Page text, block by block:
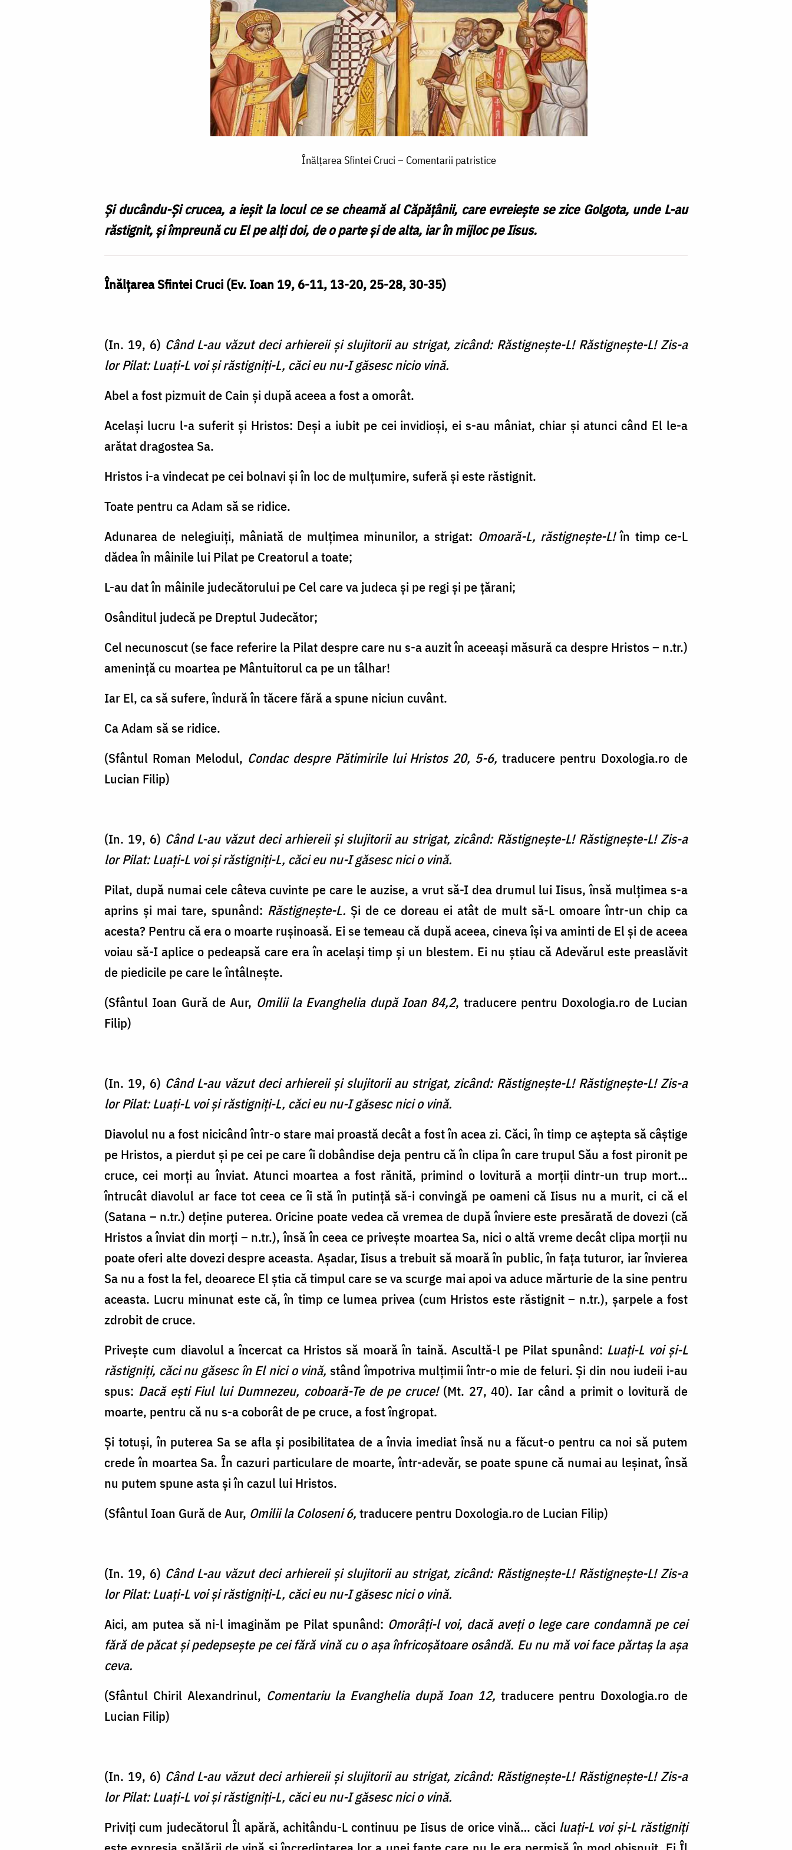
Înălţarea Sfintei Cruci – Comentarii patristice
Şi ducându-Şi crucea, a ieşit la locul ce se cheamă al Căpăţânii, care evreieşte se zice Golgota, unde L-au
răstignit, şi împreună cu El pe alţi doi, de o parte şi de alta, iar în mijloc pe Iisus.
Înălţarea Sfintei Cruci (Ev. Ioan 19, 6-11, 13-20, 25-28, 30-35)
(In. 19, 6) Când L-au văzut deci arhiereii şi slujitorii au strigat, zicând: Răstigneşte-L! Răstigneşte-L! Zis-a
lor Pilat: Luaţi-L voi şi răstigniţi-L, căci eu nu-I găsesc nicio vină.
Abel a fost pizmuit de Cain și după aceea a fost a omorât.
Același lucru l-a suferit și Hristos: Deși a iubit pe cei invidioși, ei s-au mâniat, chiar și atunci când El le-a
arătat dragostea Sa.
Hristos i-a vindecat pe cei bolnavi și în loc de mulțumire, suferă și este răstignit.
Toate pentru ca Adam să se ridice.
Adunarea de nelegiuiți, mâniată de mulțimea minunilor, a strigat: Omoară-L, răstignește-L!în timp ce-L
dădea în mâinile lui Pilat pe Creatorul a toate;
L-au dat în mâinile judecătorului pe Cel care va judeca și pe regi și pe țărani;
Osânditul judecă pe Dreptul Judecător;
Cel necunoscut (se face referire la Pilat despre care nu s-a auzit în aceeași măsură ca despre Hristos – n.tr.)
amenință cu moartea pe Mântuitorul ca pe un tâlhar!
Iar El, ca să sufere, îndură în tăcere fără a spune niciun cuvânt.
Ca Adam să se ridice.
(Sfântul Roman Melodul, Condac despre Pătimirile lui Hristos 20, 5-6, traducere pentru Doxologia.ro de
Lucian Filip)
(In. 19, 6) Când L-au văzut deci arhiereii şi slujitorii au strigat, zicând: Răstigneşte-L! Răstigneşte-L! Zis-a
lor Pilat: Luaţi-L voi şi răstigniţi-L, căci eu nu-I găsesc nici o vină.
Pilat, după numai cele câteva cuvinte pe care le auzise, a vrut să-I dea drumul lui Iisus, însă mulțimea s-a
aprins și mai tare, spunând: Răstignește-L. Și de ce doreau ei atât de mult să-L omoare într-un chip ca
acesta? Pentru că era o moarte rușinoasă. Ei se temeau că după aceea, cineva își va aminti de El și de aceea
voiau să-I aplice o pedeapsă care era în același timp și un blestem. Ei nu știau că Adevărul este preaslăvit
de piedicile pe care le întâlnește.
(Sfântul Ioan Gură de Aur, Omilii la Evanghelia după Ioan 84,2, traducere pentru Doxologia.ro de Lucian
Filip)
(In. 19, 6) Când L-au văzut deci arhiereii şi slujitorii au strigat, zicând: Răstigneşte-L! Răstigneşte-L! Zis-a
lor Pilat: Luaţi-L voi şi răstigniţi-L, căci eu nu-I găsesc nici o vină.
Diavolul nu a fost nicicând într-o stare mai proastă decât a fost în acea zi. Căci, în timp ce aștepta să câștige
pe Hristos, a pierdut și pe cei pe care îi dobândise deja pentru că în clipa în care trupul Său a fost pironit pe
cruce, cei morți au înviat. Atunci moartea a fost rănită, primind o lovitură a morții dintr-un trup mort…
întrucât diavolul ar face tot ceea ce îi stă în putință să-i convingă pe oameni că Iisus nu a murit, ci că el
(Satana – n.tr.) deține puterea. Oricine poate vedea că vremea de după înviere este presărată de dovezi (că
Hristos a înviat din morți – n.tr.), însă în ceea ce privește moartea Sa, nici o altă vreme decât clipa morții nu
poate oferi alte dovezi despre aceasta. Așadar, Iisus a trebuit să moară în public, în fața tuturor, iar învierea
Sa nu a fost la fel, deoarece El știa că timpul care se va scurge mai apoi va aduce mărturie de la sine pentru
aceasta. Lucru minunat este că, în timp ce lumea privea (cum Hristos este răstignit – n.tr.), șarpele a fost
zdrobit de cruce.
Privește cum diavolul a încercat ca Hristos să moară în taină. Ascultă-l pe Pilat spunând: Luați-L voi și-L
răstigniți, căci nu găsesc în El nici o vină, stând împotriva mulțimii într-o mie de feluri. Și din nou iudeii i-au
spus: Dacă eşti Fiul lui Dumnezeu, coboară-Te de pe cruce!(Mt. 27, 40). Iar când a primit o lovitură de
moarte, pentru că nu s-a coborât de pe cruce, a fost îngropat.
Și totuși, în puterea Sa se afla și posibilitatea de a învia imediat însă nu a făcut-o pentru ca noi să putem
crede în moartea Sa. În cazuri particulare de moarte, într-adevăr, se poate spune că numai au leșinat, însă
nu putem spune asta și în cazul lui Hristos.
(Sfântul Ioan Gură de Aur, Omilii la Coloseni 6, traducere pentru Doxologia.ro de Lucian Filip)
(In. 19, 6) Când L-au văzut deci arhiereii şi slujitorii au strigat, zicând: Răstigneşte-L! Răstigneşte-L! Zis-a
lor Pilat: Luaţi-L voi şi răstigniţi-L, căci eu nu-I găsesc nici o vină.
Aici, am putea să ni-l imaginăm pe Pilat spunând: Omorâți-l voi, dacă aveți o lege care condamnă pe cei
fără de păcat și pedepsește pe cei fără vină cu o așa înfricoșătoare osândă. Eu nu mă voi face părtaș la așa
ceva.
(Sfântul Chiril Alexandrinul, Comentariu la Evanghelia după Ioan 12, traducere pentru Doxologia.ro de
Lucian Filip)
(In. 19, 6) Când L-au văzut deci arhiereii şi slujitorii au strigat, zicând: Răstigneşte-L! Răstigneşte-L! Zis-a
lor Pilat: Luaţi-L voi şi răstigniţi-L, căci eu nu-I găsesc nici o vină.
Priviți cum judecătorul Îl apără, achitându-L continuu pe Iisus de orice vină… căci luați-L voi și-L răstigniți